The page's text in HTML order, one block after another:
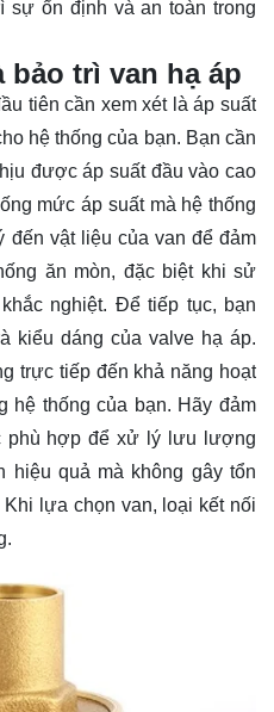
sự ổn định và an toàn trong
bảo trì van hạ áp
tiên cần xem xét là áp suất
hệ thống của bạn. Bạn cần
được áp suất đầu vào cao
mức áp suất mà hệ thống
đến vật liệu của van để đảm
ăn mòn, đặc biệt khi sử
nghiệt. Để tiếp tục, bạn
kiểu dáng của valve hạ áp.
trực tiếp đến khả năng hoạt
hệ thống của bạn. Hãy đảm
phù hợp để xử lý lưu lượng
hiệu quả mà không gây tổn
lựa chọn van, loại kết nối